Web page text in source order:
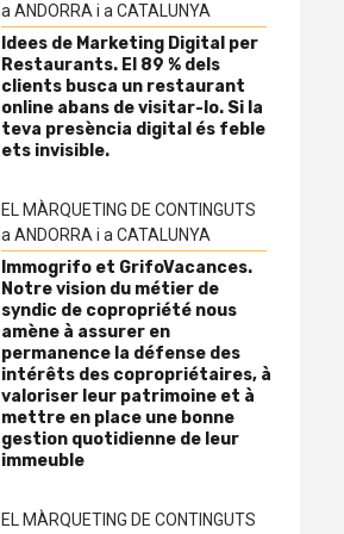
a ANDORRA i a CATALUNYA
Idees de Marketing Digital per
Restaurants. El 89 % dels
clients busca un restaurant
online abans de visitar-lo. Si la
teva presència digital és feble
ets invisible.
EL MÀRQUETING DE CONTINGUTS
a ANDORRA i a CATALUNYA
Immogrifo et GrifoVacances.
Notre vision du métier de
syndic de copropriété nous
amène à assurer en
permanence la défense des
intérêts des copropriétaires, à
valoriser leur patrimoine et à
mettre en place une bonne
gestion quotidienne de leur
immeuble
EL MÀRQUETING DE CONTINGUTS